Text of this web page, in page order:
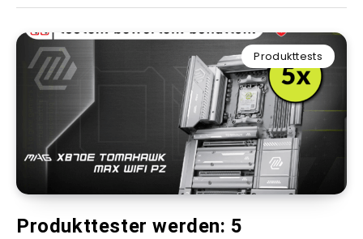
Produkttests
Produkttester werden: 5